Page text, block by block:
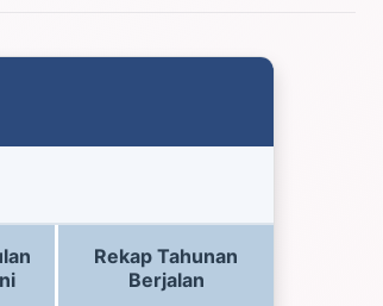
Rekap Tahunan
Berjalan